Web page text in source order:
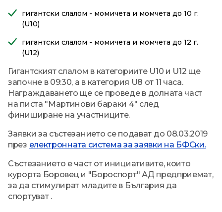
гигантски слалом - момичета и момчета до 10 г.
(U10)
гигантски слалом - момичета и момчета до 12 г.
(U12)
Гигантският слалом в категориите U10 и U12 ще
започне в 09:30, а в категория U8 от 11 часа.
Награждаването ще се проведе в долната част
на писта "Мартинови бараки 4" след
финиширане на участниците.
Заявки за състезанието се подават до 08.03.2019
през електронната система за заявки на БФСки.
Състезанието е част от инициативите, които
курорта Боровец и "Бороспорт" АД предприемат,
за да стимулират младите в България да
спортуват .